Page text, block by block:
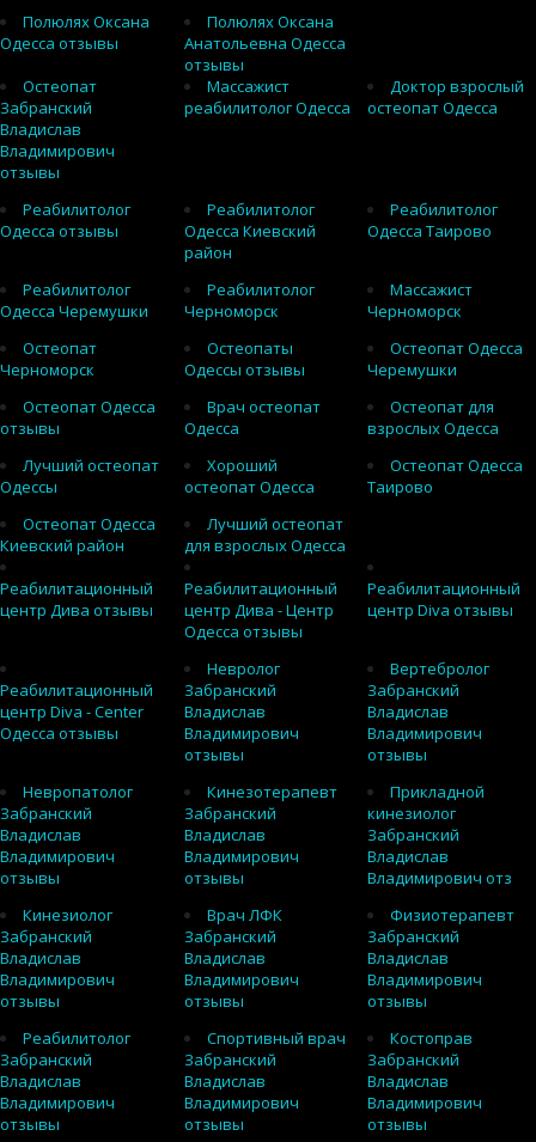
Полюлях Оксана
Одесса отзывы
Полюлях Оксана
Анатольевна Одесса
отзывы
Остеопат
Забранский
Владислав
Владимирович
отзывы
Массажист
реабилитолог Одесса
Доктор взрослый
остеопат Одесса
Реабилитолог
Одесса отзывы
Реабилитолог
Одесса Киевский
район
Реабилитолог
Одесса Таирово
Реабилитолог
Одесса Черемушки
Реабилитолог
Черноморск
Массажист
Черноморск
Остеопат
Черноморск
Остеопаты
Одессы отзывы
Остеопат Одесса
Черемушки
Остеопат Одесса
отзывы
Врач остеопат
Одесса
Остеопат для
взрослых Одесса
Лучший остеопат
Одессы
Хороший
остеопат Одесса
Остеопат Одесса
Таирово
Остеопат Одесса
Киевский район
Лучший остеопат
для взрослых Одесса
Реабилитационный
центр Дива отзывы
Реабилитационный
центр Дива - Центр
Одесса отзывы
Реабилитационный
центр Diva отзывы
Реабилитационный
центр Diva - Center
Одесса отзывы
Невролог
Забранский
Владислав
Владимирович
отзывы
Вертебролог
Забранский
Владислав
Владимирович
отзывы
Невропатолог
Забранский
Владислав
Владимирович
отзывы
Кинезотерапевт
Забранский
Владислав
Владимирович
отзывы
Прикладной
кинезиолог
Забранский
Владислав
Владимирович отз
Кинезиолог
Забранский
Владислав
Владимирович
отзывы
Врач ЛФК
Забранский
Владислав
Владимирович
отзывы
Физиотерапевт
Забранский
Владислав
Владимирович
отзывы
Реабилитолог
Забранский
Владислав
Владимирович
отзывы
Спортивный врач
Забранский
Владислав
Владимирович
отзывы
Костоправ
Забранский
Владислав
Владимирович
отзывы